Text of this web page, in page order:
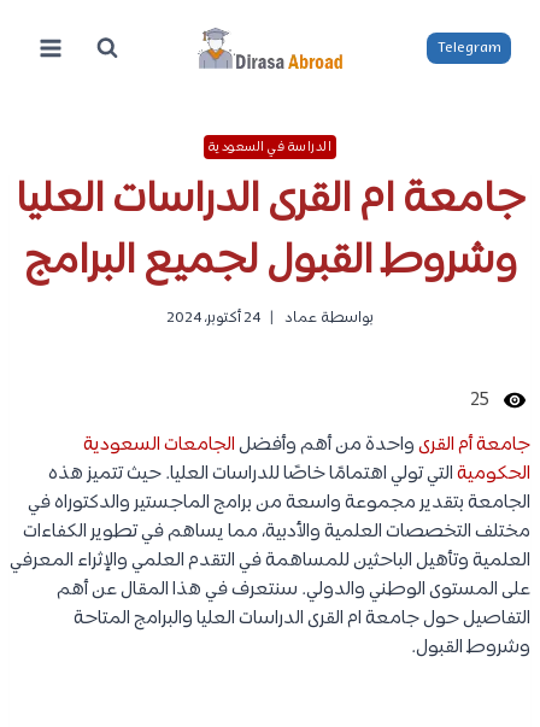
المحتوى
Telegram
الدراسة في السعودية
جامعة ام القرى الدراسات العليا
وشروط القبول لجميع البرامج
بواسطة عماد 24 أكتوبر، 2024
25
جامعة أم القرىواحدة من أهم وأفضلالجامعات السعودية
الحكوميةالتي تولي اهتمامًا خاصًا للدراسات العليا. حيث تتميز هذه
الجامعة بتقدير مجموعة واسعة من برامج الماجستير والدكتوراه في
مختلف التخصصات العلمية والأدبية، مما يساهم في تطوير الكفاءات
العلمية وتأهيل الباحثين للمساهمة في التقدم العلمي والإثراء المعرفي
على المستوى الوطني والدولي. سنتعرف في هذا المقال عن أهم
التفاصيل حول جامعة ام القرى الدراسات العليا والبرامج المتاحة
وشروط القبول.